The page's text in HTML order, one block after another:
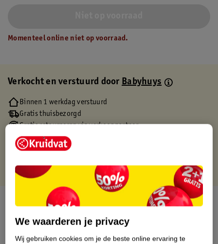
Momenteel online niet op voorraad.
Verkocht en verstuurd doorBabyhuys
Binnen 1 werkdag verstuurd
Gratis thuisbezorgd
Gratis retourneren via verkooppartner.
Gratis punten met je Kruidvat kaart
Over dit product
Productinformatie
We waarderen je privacy
Wij gebruiken cookies om je de beste online ervaring te